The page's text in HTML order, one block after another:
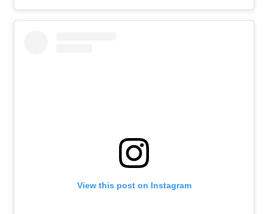
View this post on Instagram